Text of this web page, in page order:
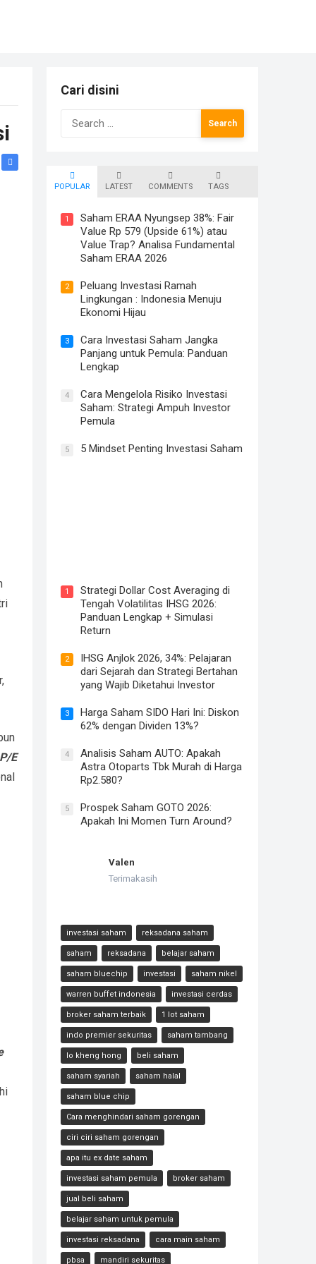
P/E
Cari disini
Search
for:
POPULAR LATEST COMMENTS TAGS
1
Saham ERAA Nyungsep 38%: Fair
Value Rp 579 (Upside 61%) atau
Value Trap? Analisa Fundamental
Saham ERAA 2026
2
Peluang Investasi Ramah
Lingkungan : Indonesia Menuju
Ekonomi Hijau
3
Cara Investasi Saham Jangka
Panjang untuk Pemula: Panduan
Lengkap
4
Cara Mengelola Risiko Investasi
Saham: Strategi Ampuh Investor
Pemula
5 5 Mindset Penting Investasi Saham
1
Strategi Dollar Cost Averaging di
Tengah Volatilitas IHSG 2026:
Panduan Lengkap + Simulasi
Return
2
IHSG Anjlok 2026, 34%: Pelajaran
dari Sejarah dan Strategi Bertahan
yang Wajib Diketahui Investor
3
Harga Saham SIDO Hari Ini: Diskon
62% dengan Dividen 13%?
4
Analisis Saham AUTO: Apakah
Astra Otoparts Tbk Murah di Harga
Rp2.580?
5
Prospek Saham GOTO 2026:
Apakah Ini Momen Turn Around?
Valen
Terimakasih
investasi saham reksadana saham
saham reksadana belajar saham
saham bluechip investasi saham nikel
warren buffet indonesia investasi cerdas
broker saham terbaik 1 lot saham
indo premier sekuritas saham tambang
lo kheng hong beli saham
saham syariah saham halal
saham blue chip
Cara menghindari saham gorengan
ciri ciri saham gorengan
apa itu ex date saham
investasi saham pemula broker saham
jual beli saham
belajar saham untuk pemula
investasi reksadana cara main saham
pbsa mandiri sekuritas